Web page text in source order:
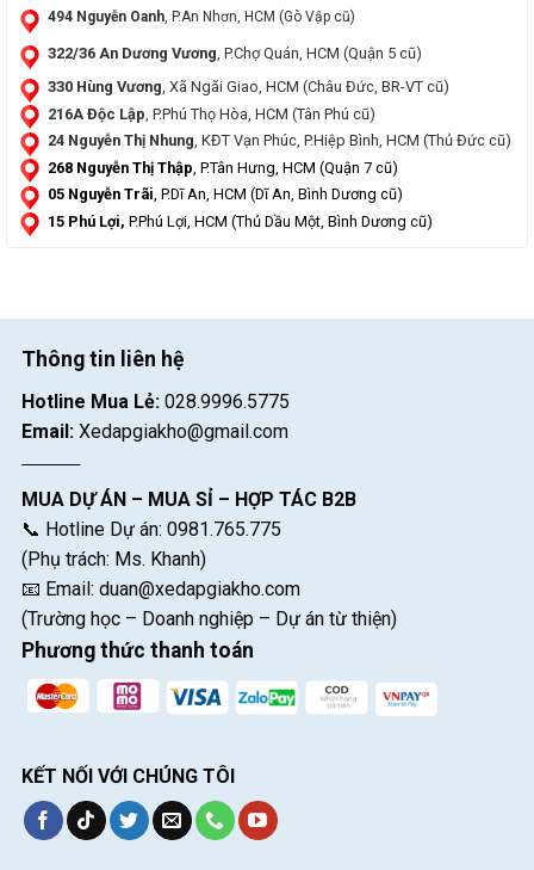
494 Nguyễn Oanh, P.An Nhơn, HCM (Gò Vập cũ)
322/36 An Dương Vương, P.Chợ Quán, HCM (Quận 5 cũ)
330 Hùng Vương, Xã Ngãi Giao, HCM (Châu Đức, BR-VT cũ)
216A Độc Lập , P.Phú Thọ Hòa, HCM (Tân Phú cũ)
24 Nguyễn Thị Nhung, KĐT Vạn Phúc, P.Hiệp Bình, HCM (Thủ Đức cũ)
268 Nguyễn Thị Thập , P.Tân Hưng, HCM (Quận 7 cũ)
05 Nguyễn Trãi, P.Dĩ An, HCM (Dĩ An, Bình Dương cũ)
15 Phú Lợi, P.Phú Lợi, HCM (Thủ Dầu Một, Bình Dương cũ)
Thông tin liên hệ
Hotline Mua Lẻ: 028.9996.5775
Email: Xedapgiakho@gmail.com
MUA DỰ ÁN – MUA SỈ – HỢP TÁC B2B
📞 Hotline Dự án: 0981.765.775
(Phụ trách: Ms. Khanh)
📧 Email: duan@xedapgiakho.com
(Trường học – Doanh nghiệp – Dự án từ thiện)
Phương thức thanh toán
KẾT NỐI VỚI CHÚNG TÔI